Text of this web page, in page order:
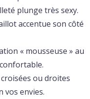
plunge très sexy.
accentue son côté
« mousseuse » au
ou droites
vos envies.